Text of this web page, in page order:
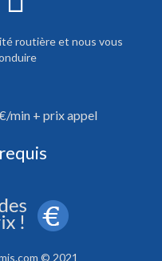
routière et nous vous
min + prix appel
© 2021